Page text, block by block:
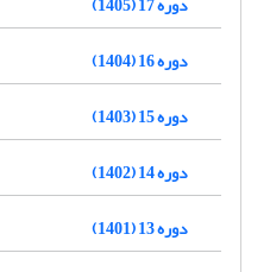
دوره 16 (1404)
دوره 15 (1403)
دوره 14 (1402)
دوره 13 (1401)